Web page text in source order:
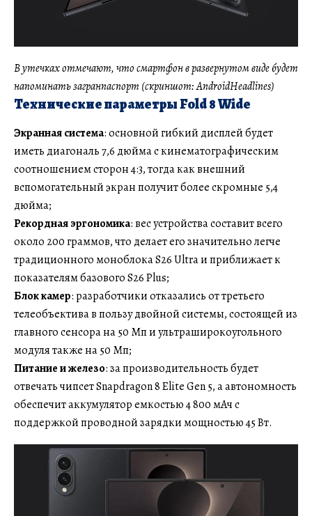
В утечках отмечают, что смартфон в развернутом виде будет
напоминать загранпаспорт (скриншот: AndroidHeadlines)
Технические параметры Fold 8 Wide
Экранная система: основной гибкий дисплей будет
иметь диагональ 7,6 дюйма с кинематографическим
соотношением сторон 4:3, тогда как внешний
вспомогательный экран получит более скромные 5,4
дюйма;
Рекордная эргономика: вес устройства составит всего
около 200 граммов, что делает его значительно легче
традиционного моноблока S26 Ultra и приближает к
показателям базового S26 Plus;
Блок камер: разработчики отказались от третьего
телеобъектива в пользу двойной системы, состоящей из
главного сенсора на 50 Мп и ультраширокоугольного
модуля также на 50 Мп;
Питание и железо: за производительность будет
отвечать чипсет Snapdragon 8 Elite Gen 5, а автономность
обеспечит аккумулятор емкостью 4 800 мАч с
поддержкой проводной зарядки мощностью 45 Вт.